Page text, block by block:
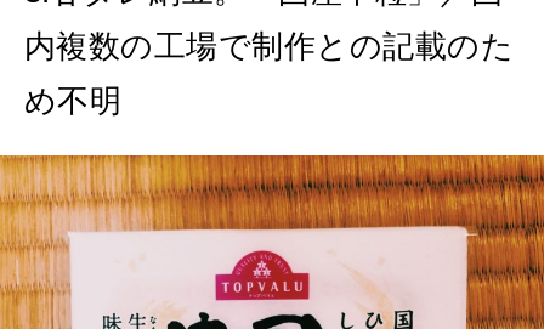
内複数の工場で制作との記載のた
め不明